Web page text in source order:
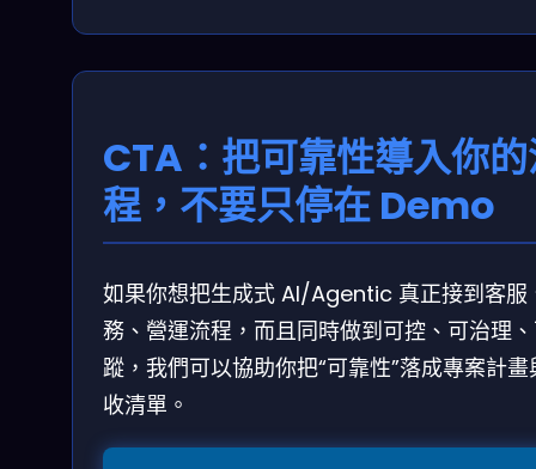
CTA：把可靠性導入你
程，不要只停在 Demo
如果你想把生成式 AI/Agentic 真正接到客服
務、營運流程，而且同時做到可控、可治理
蹤，我們可以協助你把“可靠性”落成專案計畫
收清單。